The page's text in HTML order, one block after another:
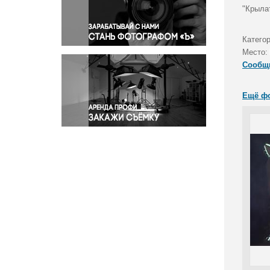
Правосудие
Происшествия и конфликты
Религия
Светская жизнь
Спорт
Экология
Экономика и бизнес
Место:
Ещё